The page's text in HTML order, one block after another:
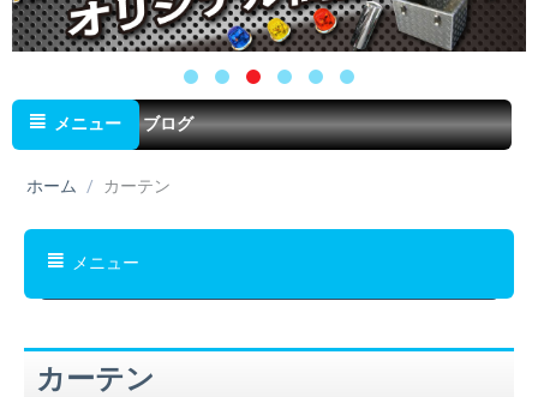
メニュー ブログ
ホーム / カーテン
メニュー
カーテン